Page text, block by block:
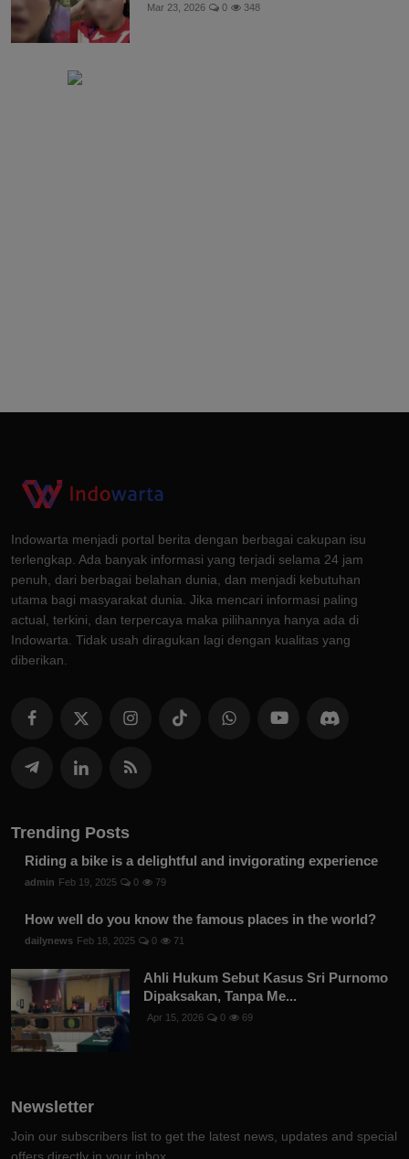
Mar 23, 2026 0 348
Indowarta menjadi portal berita dengan berbagai cakupan isu
terlengkap. Ada banyak informasi yang terjadi selama 24 jam
penuh, dari berbagai belahan dunia, dan menjadi kebutuhan
utama bagi masyarakat dunia. Jika mencari informasi paling
actual, terkini, dan terpercaya maka pilihannya hanya ada di
Indowarta. Tidak usah diragukan lagi dengan kualitas yang
diberikan.
Trending Posts
Riding a bike is a delightful and invigorating experience
admin Feb 19, 2025 0 79
How well do you know the famous places in the world?
dailynews Feb 18, 2025 0 71
Ahli Hukum Sebut Kasus Sri Purnomo
Dipaksakan, Tanpa Me...
Apr 15, 2026 0 69
Newsletter
Join our subscribers list to get the latest news, updates and special